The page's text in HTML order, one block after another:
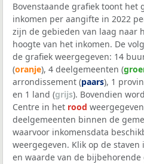
Bovenstaande grafiek toont
inkomen per aangifte in 2022
zijn de gebieden van laag naar
hoogte van het inkomen. De
de grafiek weergegeven: 14
(oranje), 4 deelgemeenten (
arrondissement (paars), 1
en 1 land (grijs). Bovendien
Centre in het rood
deelgemeenten binnen de
waarvoor inkomensdata
weergegeven. Klik op de
en waarde van de